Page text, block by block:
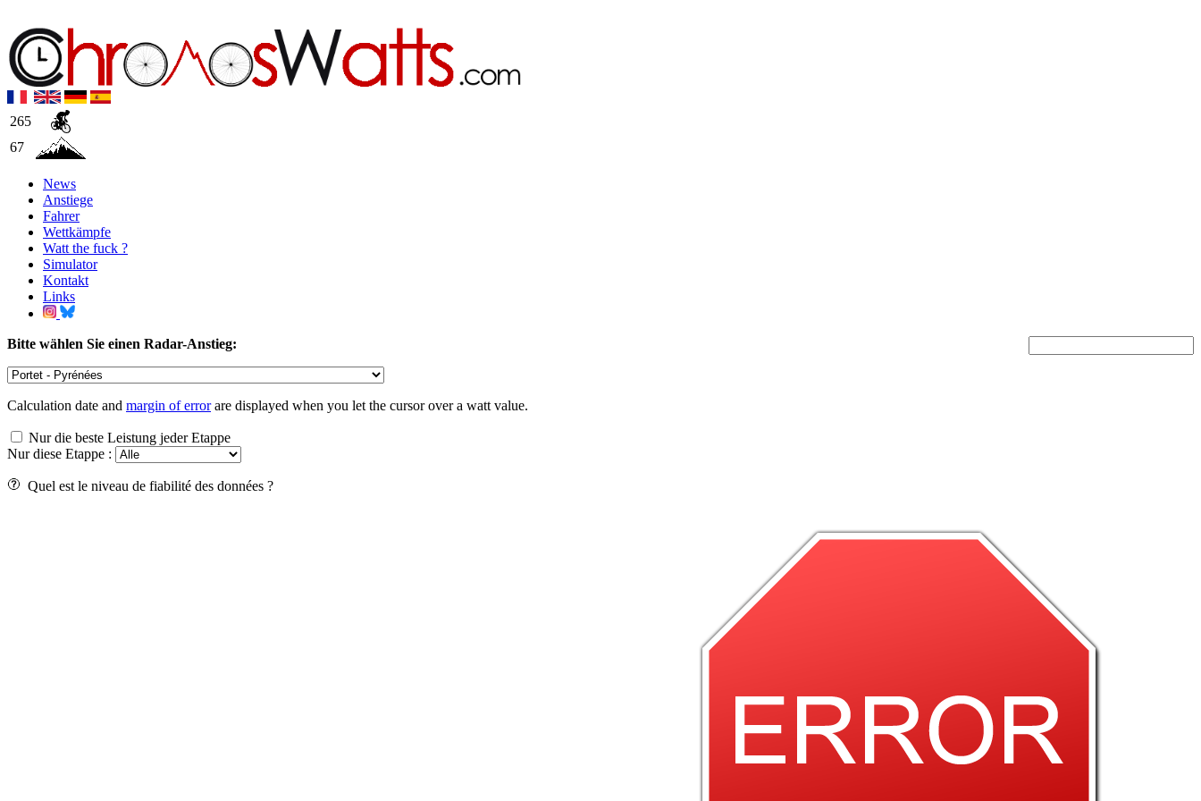
265
67
News
Anstiege
Fahrer
Wettkämpfe
Watt the fuck ?
Simulator
Kontakt
Links
Bitte wählen Sie einen Radar-Anstieg:
Calculation date and margin of errorare displayed when you let the cursor over a watt value.
Nur die beste Leistung jeder Etappe
Nur diese Etappe :
Quel est le niveau de fiabilité des données ?